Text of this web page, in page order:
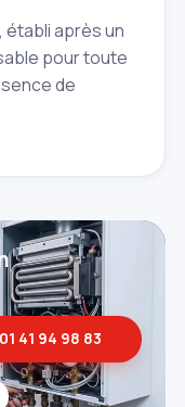
établi après un
pour toute
de
01 41 94 98 83